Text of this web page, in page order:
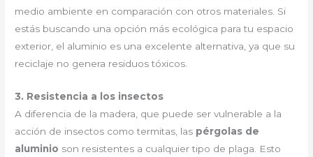
medio ambiente en comparación con otros materiales. Si
estás buscando una opción más ecológica para tu espacio
exterior, el aluminio es una excelente alternativa, ya que su
reciclaje no genera residuos tóxicos.
3. Resistencia a los insectos
A diferencia de la madera, que puede ser vulnerable a la
acción de insectos como termitas, las pérgolas de
aluminio son resistentes a cualquier tipo de plaga. Esto